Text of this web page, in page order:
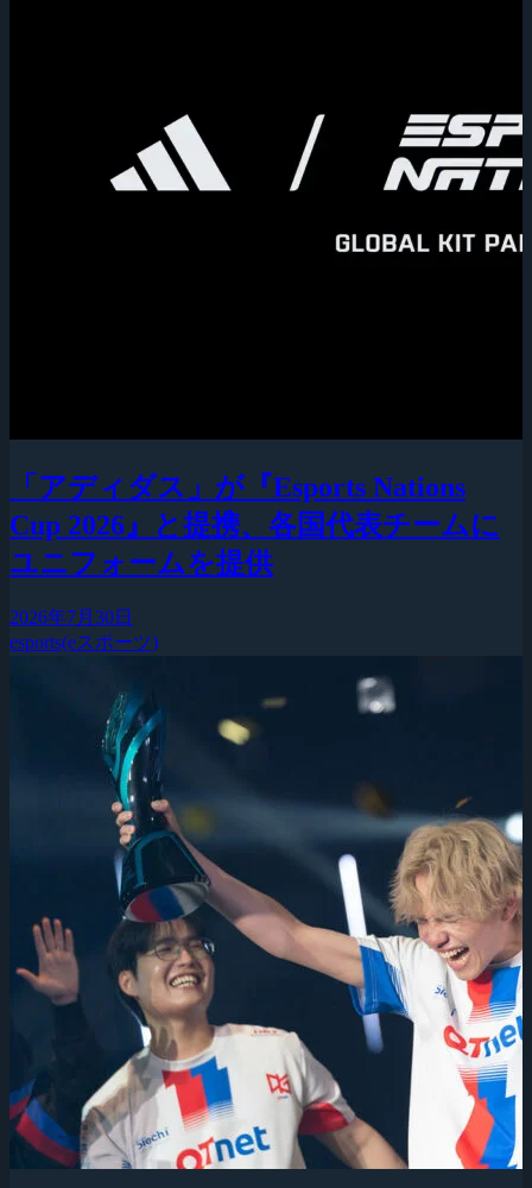
「アディダス」が『Esports Nations
Cup 2026』と提携、各国代表チームに
ユニフォームを提供
2026年7月30日
esports(eスポーツ)